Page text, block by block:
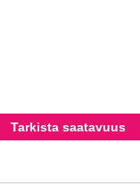
Tarkista saatavuus